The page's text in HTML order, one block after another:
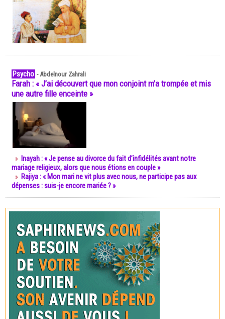
Psycho -Abdelnour Zahrali
Farah : « J’ai découvert que mon conjoint m’a trompée et mis
une autre fille enceinte »
Inayah : « Je pense au divorce du fait d’infidélités avant notre
mariage religieux, alors que nous étions en couple »
Rajiya : « Mon mari ne vit plus avec nous, ne participe pas aux
dépenses : suis-je encore mariée ? »